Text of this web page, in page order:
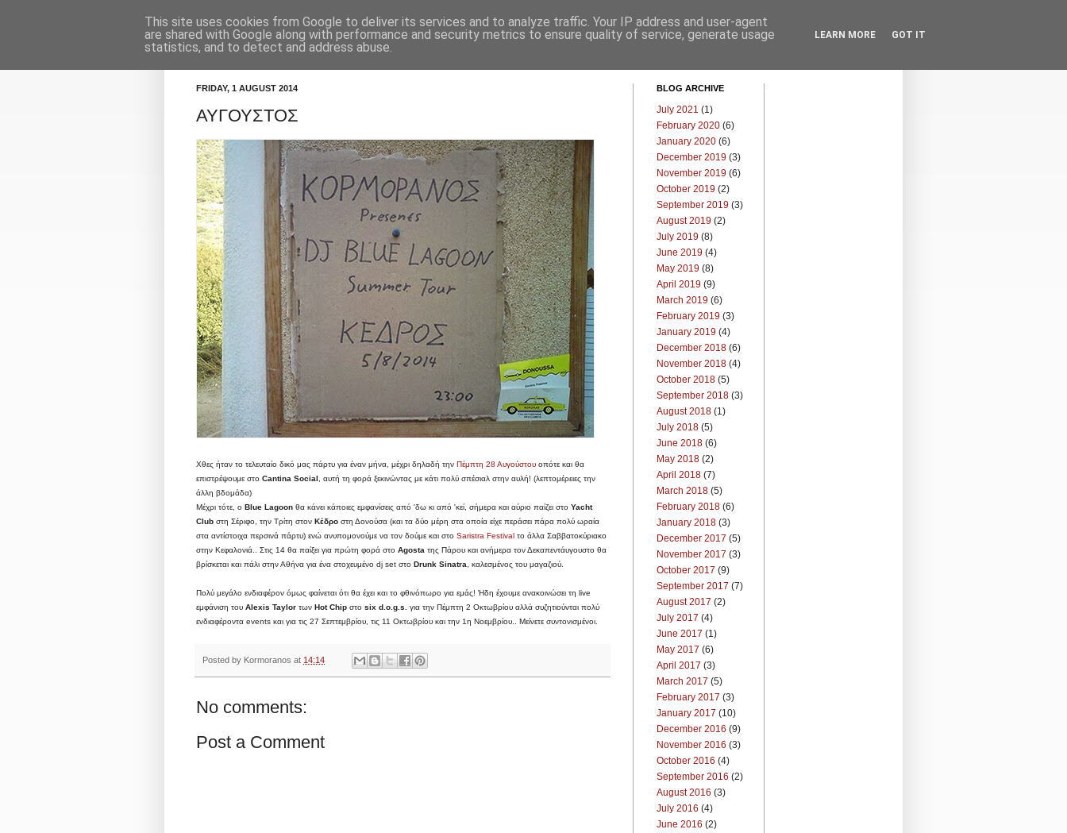
Κορμοράνος Πρόγραμμα Επικοινωνία Μπλογκ
FRIDAY, 1 AUGUST 2014
ΑΥΓΟΥΣΤΟΣ
Χθες ήταν το τελευταίο δικό μας πάρτυ για έναν μήνα, μέχρι δηλαδή την Πέμπτη 28 Αυγούστου οπότε και θα
επιστρέψουμε στο Cantina Social , αυτή τη φορά ξεκινώντας με κάτι πολύ σπέσιαλ στην αυλή! (λεπτομέρειες την
άλλη βδομάδα)
Μέχρι τότε, ο Blue Lagoon θα κάνει κάποιες εμφανίσεις από 'δω κι από 'κεί, σήμερα και αύριο παίζει στο Yacht
Club στη Σέριφο, την Τρίτη στον Κέδρο στη Δονούσα (και τα δύο μέρη στα οποία είχε περάσει πάρα πολύ ωραία
στα αντίστοιχα περσινά πάρτυ) ενώ ανυπομονούμε να τον δούμε και στο Saristra Festival το άλλα Σαββατοκύριακο
στην Κεφαλονιά.. Στις 14 θα παίξει για πρώτη φορά στο Agosta της Πάρου και ανήμερα τον Δεκαπεντάυγουστο θα
βρίσκεται και πάλι στην Αθήνα για ένα στοχευμένο dj set στο Drunk Sinatra, καλεσμένος του μαγαζιού.
Πολύ μεγάλο ενδιαφέρον όμως φαίνεται ότι θα έχει και το φθινόπωρο για εμάς! Ήδη έχουμε ανακοινώσει τη live
εμφάνιση του Alexis Taylor των Hot Chip στο six d.o.g.s. για την Πέμπτη 2 Οκτωβρίου αλλά συζητιούνται πολύ
ενδιαφέροντα events και για τις 27 Σεπτεμβρίου, τις 11 Οκτωβρίου και την 1η Νοεμβρίου.. Μείνετε συντονισμένοι.
Posted by Kormoranos at 14:14
No comments:
Post a Comment
BLOG ARCHIVE
July 2021 (1)
February 2020 (6)
January 2020 (6)
December 2019 (3)
November 2019 (6)
October 2019 (2)
September 2019 (3)
August 2019 (2)
July 2019 (8)
June 2019 (4)
May 2019 (8)
April 2019 (9)
March 2019 (6)
February 2019 (3)
January 2019 (4)
December 2018 (6)
November 2018 (4)
October 2018 (5)
September 2018 (3)
August 2018 (1)
July 2018 (5)
June 2018 (6)
May 2018 (2)
April 2018 (7)
March 2018 (5)
February 2018 (6)
January 2018 (3)
December 2017 (5)
November 2017 (3)
October 2017 (9)
September 2017 (7)
August 2017 (2)
July 2017 (4)
June 2017 (1)
May 2017 (6)
April 2017 (3)
March 2017 (5)
February 2017 (3)
January 2017 (10)
December 2016 (9)
November 2016 (3)
October 2016 (4)
September 2016 (2)
August 2016 (3)
July 2016 (4)
June 2016 (2)
This site uses cookies from Google to deliver its services and to analyze traffic. Your IP address and user-agent
are shared with Google along with performance and security metrics to ensure quality of service, generate usage
statistics, and to detect and address abuse.
LEARN MORE GOT IT